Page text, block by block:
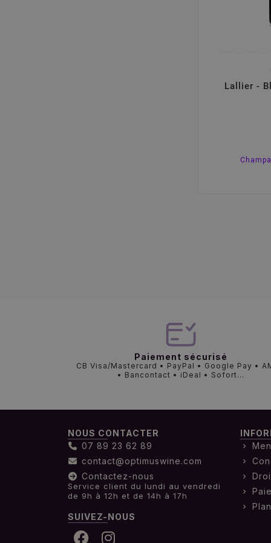
Lallier -
Paiement sécurisé
CB Visa/Mastercard • PayPal • Google Pay •
• Bancontact • iDeal • Sofort...
NOUS CONTACTER
07 89 23 62 89
contact@optimuswine.com
Contactez-nous
Service client du lundi au vendredi
de 9h à 12h et de 14h à 17h
SUIVEZ-NOUS